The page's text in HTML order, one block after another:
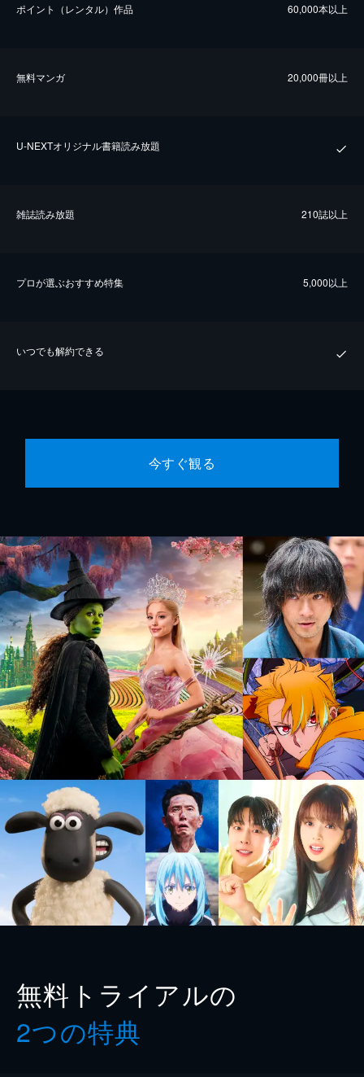
ポイント（レンタル）作品 60,000本以上
無料マンガ 20,000冊以上
U-NEXTオリジナル書籍読み放題
雑誌読み放題 210誌以上
プロが選ぶおすすめ特集 5,000以上
いつでも解約できる
今すぐ観る
無料トライアルの
2つの特典